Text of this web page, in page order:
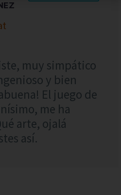
muy simpático
y bien
El juego de
me ha
arte, ojalá
así.